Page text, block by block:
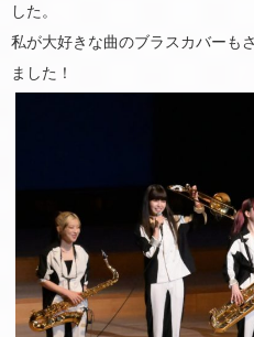
した。
私が大好きな曲のブラスカバーも
ました！